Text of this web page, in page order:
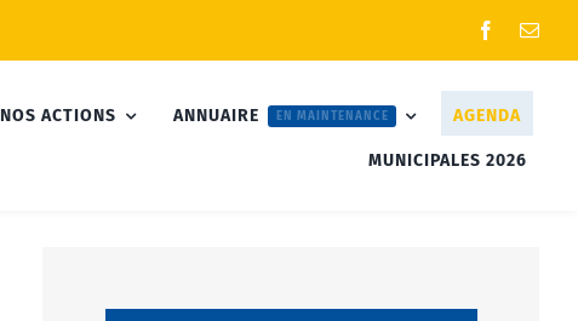
NOS ACTIONS ANNUAIRE EN MAINTENANCE AGENDA
MUNICIPALES 2026